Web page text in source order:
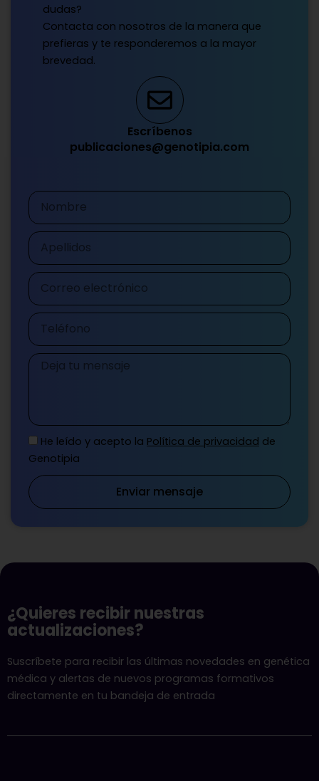
dudas?
Contacta con nosotros de la manera que
prefieras y te responderemos a la mayor
brevedad.
Escríbenos
publicaciones@genotipia.com
Nombre
Apellidos
Correo
electrónico
Teléfono
Mensaje
He leído y acepto la Política de privacidad de
Genotipia
Enviar mensaje
¿Quieres recibir nuestras
actualizaciones?
Suscríbete para recibir las últimas novedades en genética
médica y alertas de nuevos programas formativos
directamente en tu bandeja de entrada